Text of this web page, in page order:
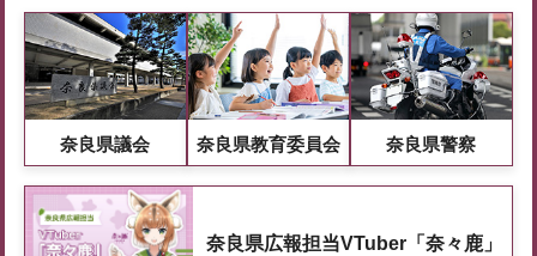
奈良県議会 奈良県教育委員会 奈良県警察
奈良県広報担当VTuber「奈々鹿」